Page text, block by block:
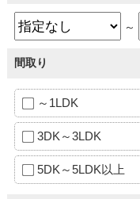
～
間取り
～1LDK
3DK～3LDK
5DK～5LDK以上